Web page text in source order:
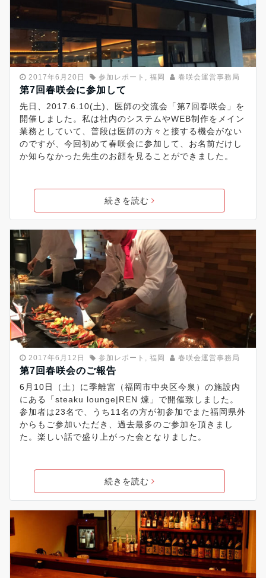
2017年6月20日 参加レポート 福岡 春咲会運営事務局
第7回春咲会に参加して
先日、2017.6.10(土)、医師の交流会「第7回春咲会」を
開催しました。私は社内のシステムやWEB制作をメイン
業務としていて、普段は医師の方々と接する機会がない
のですが、今回初めて春咲会に参加して、お名前だけし
か知らなかった先生のお顔を見ることができました。
続きを読む
2017年6月12日 参加レポート , 福岡 春咲会運営事務局
第7回春咲会のご報告
6月10日（土）に季離宮（福岡市中央区今泉）の施設内
にある「steaku lounge|REN 煉」で開催致しました。
参加者は23名で、うち11名の方が初参加でまた福岡県外
からもご参加いただき、過去最多のご参加を頂きまし
た。楽しい話で盛り上がった会となりました。
続きを読む